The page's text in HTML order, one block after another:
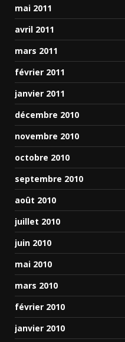
mai 2011
avril 2011
mars 2011
février 2011
janvier 2011
décembre 2010
novembre 2010
octobre 2010
septembre 2010
août 2010
juillet 2010
juin 2010
mai 2010
mars 2010
février 2010
janvier 2010